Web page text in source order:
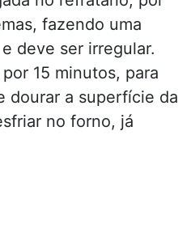
fazendo uma
deve ser irregular.
15 minutos, para
dourar a superfície da
no forno, já